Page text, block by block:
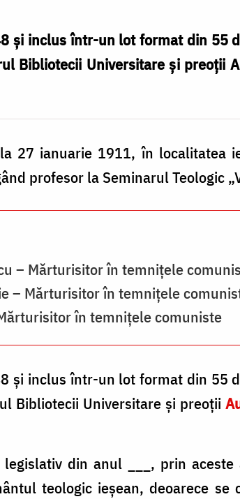
și inclus într-un lot format din 55
Bibliotecii Universitare și preoții
27 ianuarie 1911, în localitatea
profesor la Seminarul Teologic
– Mărturisitor în temnițele
– Mărturisitor în temnițele
în temnițele comuniste
și inclus într-un lot format din 55
Bibliotecii Universitare și preoții
din anul ___, prin
teologic ieșean, deoarece se